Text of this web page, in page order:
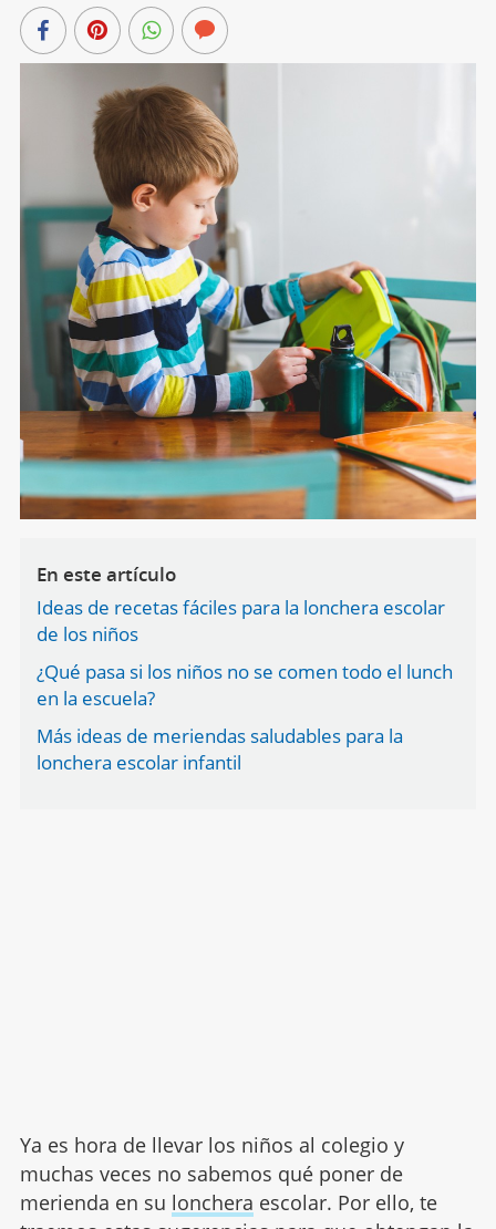
En este artículo
Ideas de recetas fáciles para la lonchera escolar
de los niños
¿Qué pasa si los niños no se comen todo el lunch
en la escuela?
Más ideas de meriendas saludables para la
lonchera escolar infantil
Ya es hora de llevar los niños al colegio y
muchas veces no sabemos qué poner de
merienda en su lonchera escolar. Por ello, te